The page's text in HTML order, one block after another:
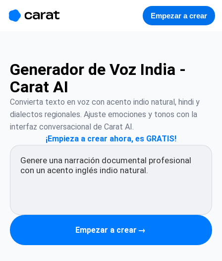
Empezar a crear
Generador de Voz India -
Carat AI
Convierta texto en voz con acento indio natural, hindi y
dialectos regionales. Ajuste emociones y tonos con la
interfaz conversacional de Carat AI.
¡Empieza a crear ahora, es GRATIS!
Empezar a crear →